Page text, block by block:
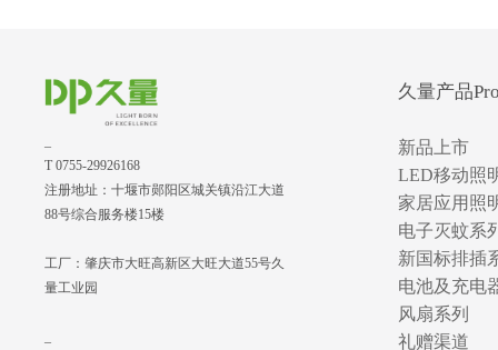
T 0755-29926168
注册地址：十堰市郧阳区城关镇沿江大道
88号综合服务楼15楼
工厂：肇庆市大旺高新区大旺大道55号久
量工业园
久量产品
新品上市
LED移动照
家居应用照
电子灭蚊系
新国标排插
电池及充电
风扇系列
礼赠渠道